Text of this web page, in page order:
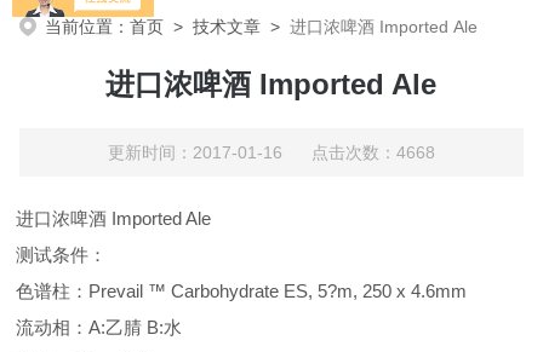
当前位置：首页 >技术文章 >进口浓啤酒 Imported Ale
进口浓啤酒 Imported Ale
更新时间：2017-01-16 点击次数：4668
进口浓啤酒 Imported Ale
测试条件：
色谱柱：Prevail ™ Carbohydrate ES, 5?m, 250 x 4.6mm
流动相：A:乙腈 B:水